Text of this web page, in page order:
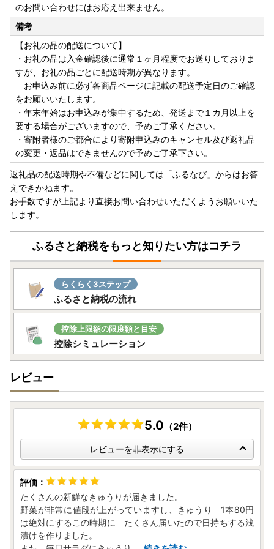
が発生しますので、ご了承ください。
・「のし」可の返礼品を除き、のしの対応はいたしかねま
す。
・配送業者の指定はいたしかねます。また返礼品によって異
なります。
・事前に出荷日のご案内は行っておりません。また、ご要望
をいただいても対応いたしかねます。
・返礼品をお届けする際の配送伝票について、ご依頼主には
ご寄附者様のお名前が入ります。変更はいたしかねますので
ご了承ください。
・お受取人様の郵便受けにお届けする返礼品（メール便）に
つきましては、依頼主様のお名前は配送伝票に印字されませ
ん。なお、ふるさと納税の記載が入りますのでご了承くださ
い。
・複数の返礼品を選択頂いた場合、個別発送になることもご
ざいます。
・返礼品に不具合がある場合、お受け取り後、早急にご連絡
ください。経過しすぎると対応できません。
・カラーやサイズ、種類などを選択する返礼品について、ご
希望がある場合は必ず備考欄に記入いただきますようお願い
いたします。
・返礼品の送付は、島原市外にお住まいの方に限らせていた
だきます。
★個人情報について
島原市ふるさと納税事業の範囲内で各種委託業者に情報提供
します。
・ふるさと納税事務処理、申請書類の各種手続きのため
・お礼の品発送のため
・ふるさと納税のカタログ、メールマガジン、資料の送付、
その他サービスの提供のため
のお問い合わせにはお応え出来ません。
備考
【お礼の品の配送について】
・お礼の品は入金確認後に通常１ヶ月程度でお送りしておりま
すが、お礼の品ごとに配送時期が異なります。
お申込み前に必ず各商品ページに記載の配送予定日のご確認
をお願いいたします。
・年末年始はお申込みが集中するため、発送まで１カ月以上を
要する場合がございますので、予めご了承ください。
・寄附者様のご都合により寄附申込みのキャンセル及び返礼品
の変更・返品はできませんので予めご了承下さい。
返礼品の配送時期や不備などに関しては「ふるなび」からはお答
えできかねます。
お手数ですが上記より直接お問い合わせいただくようお願いいた
します。
ふるさと納税をもっと知りたい方はコチラ
らくらく3ステップ
ふるさと納税の流れ
控除上限額の限度額と目安
控除シミュレーション
レビュー
5.0 （2件）
レビューを非表示にする
たくさんの新鮮なきゅうりが届きました。
野菜が非常に値段が上がっていますし、きゅうり 1本80円
は絶対にするこの時期に たくさん届いたので日持ちする浅
漬けを作りました。